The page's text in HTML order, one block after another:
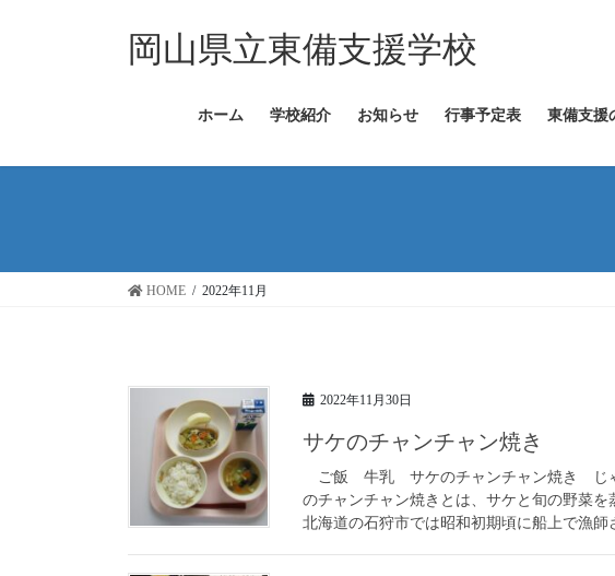
ス
ン
岡山県立東備支援学校
ホーム 学校紹介 お知らせ 行事予定表 東備支援
HOME 2022年11月
2022年11月30日
サケのチャンチャン焼き
ご飯 牛乳 サケのチャンチャン焼き じ
のチャンチャン焼きとは、サケと旬の野菜を
北海道の石狩市では昭和初期頃に船上で漁